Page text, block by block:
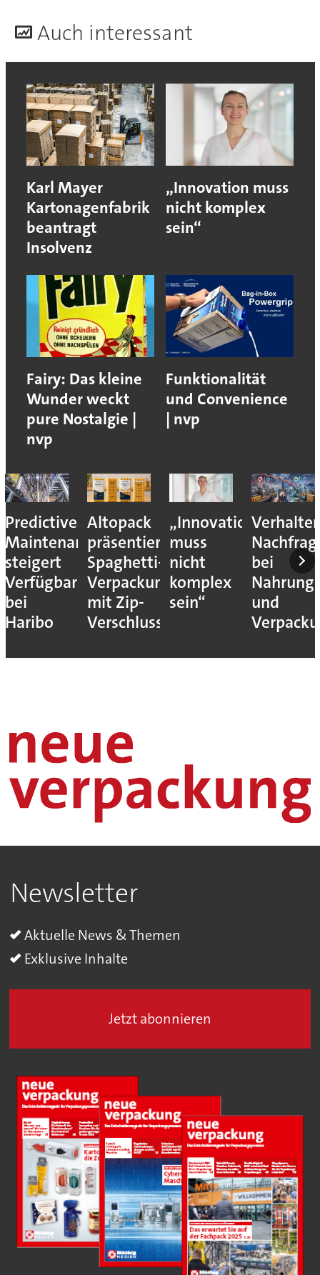
Auch interessant
Karl Mayer
Kartonagenfabrik
beantragt
Insolvenz
„Innovation muss
nicht komplex
sein“
Fairy: Das kleine
Wunder weckt
pure Nostalgie |
nvp
Funktionalität
und Convenience
| nvp
Predictive
Maintenance
steigert
Verfügbarkeit
bei
Haribo
Altopack
präsentiert
Spaghetti-
Verpackung
mit Zip-
Verschluss
„Innovation
muss
nicht
komplex
sein“
bei
und
Newsletter
Aktuelle News & Themen
Exklusive Inhalte
Jetzt abonnieren